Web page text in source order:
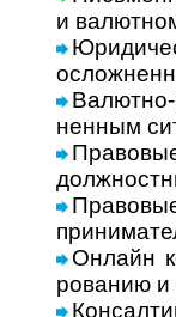
и
нен­ным
Онлайн
ро­ва­нию и